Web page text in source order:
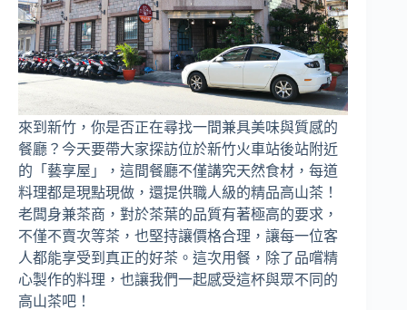
來到新竹，你是否正在尋找一間兼具美味與質感的
餐廳？今天要帶大家探訪位於新竹火車站後站附近
的「藝享屋」，這間餐廳不僅講究天然食材，每道
料理都是現點現做，還提供職人級的精品高山茶！
老闆身兼茶商，對於茶葉的品質有著極高的要求，
不僅不賣次等茶，也堅持讓價格合理，讓每一位客
人都能享受到真正的好茶。這次用餐，除了品嚐精
心製作的料理，也讓我們一起感受這杯與眾不同的
高山茶吧！